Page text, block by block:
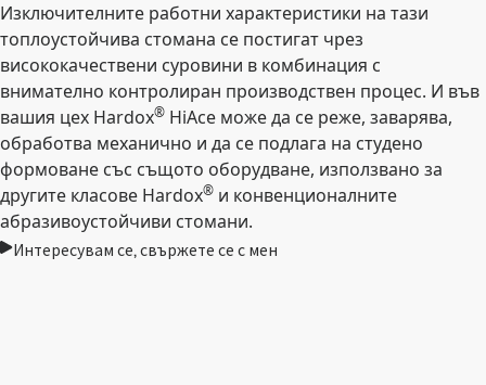
Изключителните работни характеристики на тази
топлоустойчива стомана се постигат чрез
висококачествени суровини в комбинация с
внимателно контролиран производствен процес. И във
вашия цех Hardox® HiAce може да се реже, заварява,
обработва механично и да се подлага на студено
формоване със същото оборудване, използвано за
другите класове Hardox® и конвенционалните
абразивоустойчиви стомани.
Интересувам се, свържете се с мен